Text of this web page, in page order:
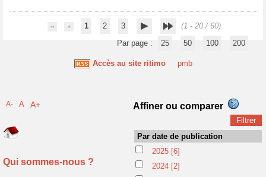
1 2 3
(1 - 20 / 60)
Par page :
25 50 100 200
Accès au site ritimo pmb
A- A A+
Qui sommes-nous ?
Affiner ou comparer
Par date de publication
2025 [6]
2024 [2]